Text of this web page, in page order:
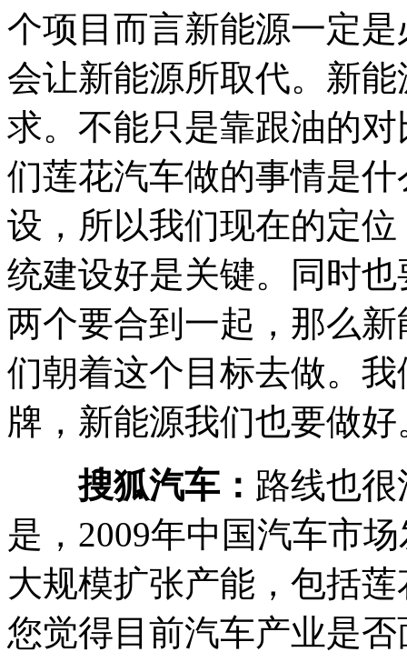
个项目而言新能源一定
会让新能源所取代。新
求。不能只是靠跟油的
们莲花汽车做的事情是
设，所以我们现在的定
统建设好是关键。同时
两个要合到一起，那么
们朝着这个目标去做。
牌，新能源我们也要做好
搜狐汽车： 路线也
是，2009年中国汽车市
大规模扩张产能，包括
您觉得目前汽车产业是